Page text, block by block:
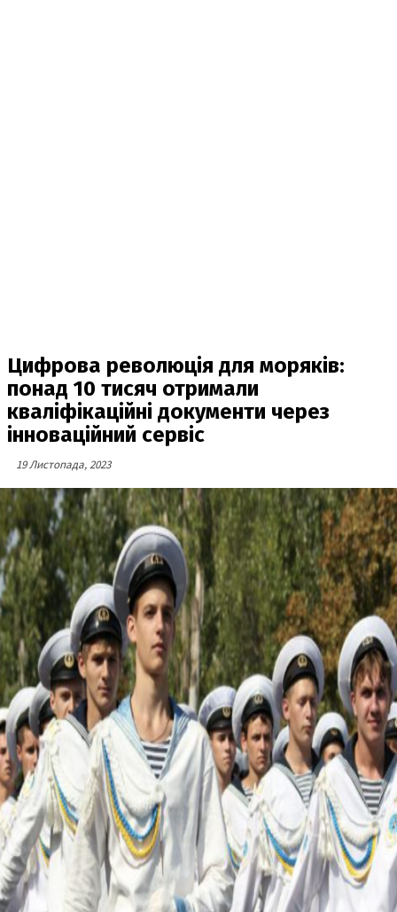
Цифрова революція для моряків:
понад 10 тисяч отримали
кваліфікаційні документи через
інноваційний сервіс
19 Листопада, 2023